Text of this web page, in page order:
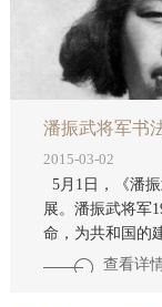
潘振武将军书
2015-03-02
展。潘振武将军
命，为共和国的
逝，生前曾任中
查看详